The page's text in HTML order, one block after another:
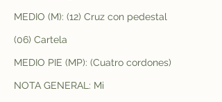
MEDIO (M): (12) Cruz con pedestal
(06) Cartela
MEDIO PIE (MP): (Cuatro cordones)
NOTA GENERAL: Mi